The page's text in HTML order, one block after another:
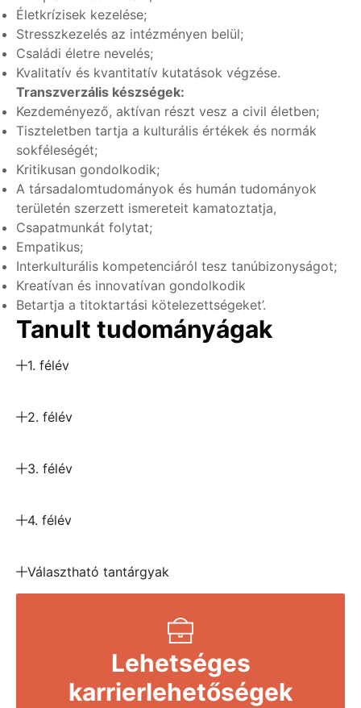
Életkrízisek kezelése;
Stresszkezelés az intézményen belül;
Családi életre nevelés;
Kvalitatív és kvantitatív kutatások végzése.
Transzverzális készségek:
Kezdeményező, aktívan részt vesz a civil életben;
Tiszteletben tartja a kulturális értékek és normák
sokféleségét;
Kritikusan gondolkodik;
A társadalomtudományok és humán tudományok
területén szerzett ismereteit kamatoztatja,
Csapatmunkát folytat;
Empatikus;
Interkulturális kompetenciáról tesz tanúbizonyságot;
Kreatívan és innovatívan gondolkodik
Betartja a titoktartási kötelezettségeket’.
Tanult tudományágak
1. félév
2. félév
3. félév
4. félév
Választható tantárgyak
Lehetséges
karrierlehetőségek